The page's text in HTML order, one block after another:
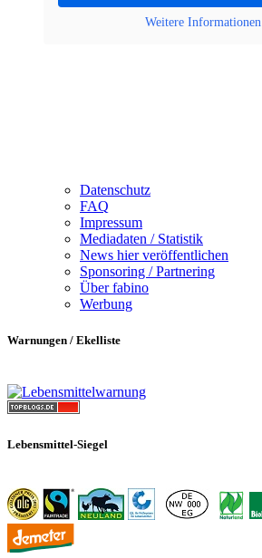
Weitere Informationen
Datenschutz
FAQ
Impressum
Mediadaten / Statistik
News hier veröffentlichen
Sponsoring / Partnering
Über fabino
Werbung
Warnungen / Ekelliste
Lebensmittel-Siegel